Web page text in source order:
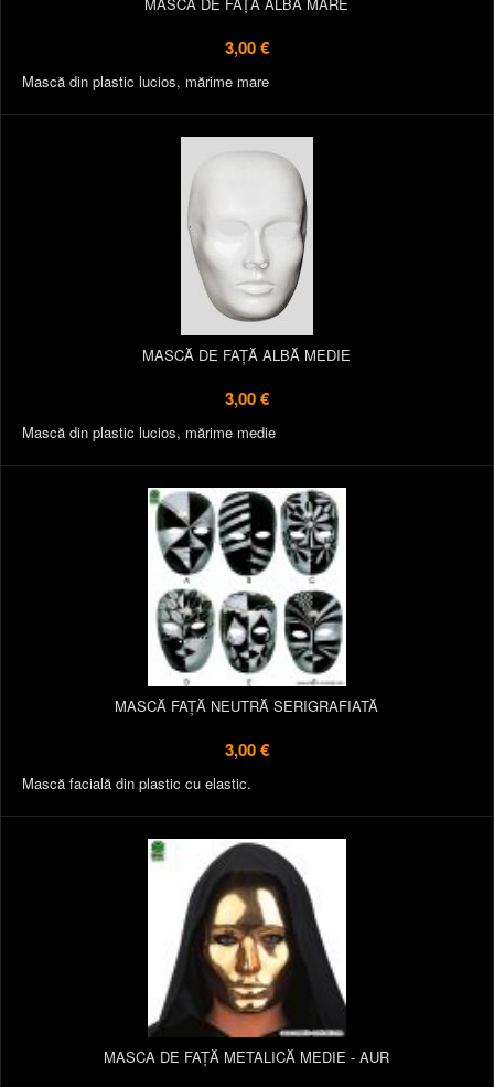
3,00 €
Mască din plastic lucios, mărime mare
MASCĂ DE FAȚĂ ALBĂ MEDIE
3,00 €
Mască din plastic lucios, mărime medie
MASCĂ FAȚĂ NEUTRĂ SERIGRAFIATĂ
3,00 €
Mască facială din plastic cu elastic.
MASCA DE FAȚĂ METALICĂ MEDIE - AUR